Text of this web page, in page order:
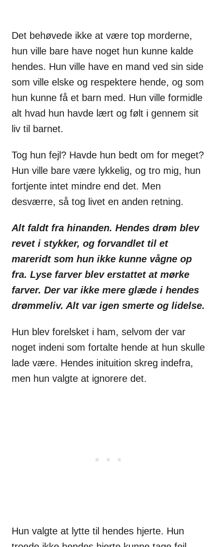
Det behøvede ikke at være top morderne,
hun ville bare have noget hun kunne kalde
hendes. Hun ville have en mand ved sin side
som ville elske og respektere hende, og som
hun kunne få et barn med. Hun ville formidle
alt hvad hun havde lært og følt i gennem sit
liv til barnet.
Tog hun fejl? Havde hun bedt om for meget?
Hun ville bare være lykkelig, og tro mig, hun
fortjente intet mindre end det. Men
desværre, så tog livet en anden retning.
Alt faldt fra hinanden. Hendes drøm blev
revet i stykker, og forvandlet til et
mareridt som hun ikke kunne vågne op
fra. Lyse farver blev erstattet at mørke
farver. Der var ikke mere glæde i hendes
drømmeliv. Alt var igen smerte og lidelse.
Hun blev forelsket i ham, selvom der var
noget indeni som fortalte hende at hun skulle
lade være. Hendes inituition skreg indefra,
men hun valgte at ignorere det.
Hun valgte at lytte til hendes hjerte. Hun